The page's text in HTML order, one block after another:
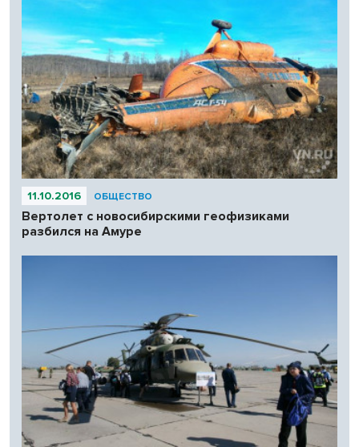
11.10.2016 ОБЩЕСТВО
Вертолет с новосибирскими геофизиками
разбился на Амуре